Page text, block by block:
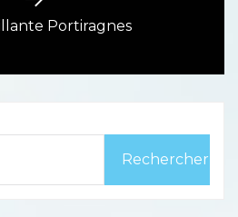
Next
Portiragnes